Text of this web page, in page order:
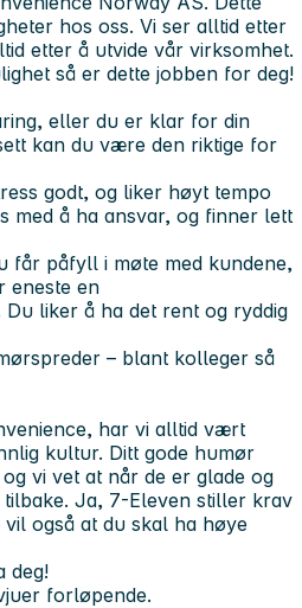
hos oss. Vi ser alltid etter
etter å utvide vår virksomhet.
så er dette jobben for deg!
eller du er klar for din
kan du være den riktige for
godt, og liker høyt tempo
med å ha ansvar, og finner lett
får påfyll i møte med kundene,
eneste en
Du liker å ha det rent og ryddig
– blant kolleger så
har vi alltid vært
kultur. Ditt gode humør
vi vet at når de er glade og
Ja, 7-Eleven stiller krav
også at du skal ha høye
deg!
forløpende.